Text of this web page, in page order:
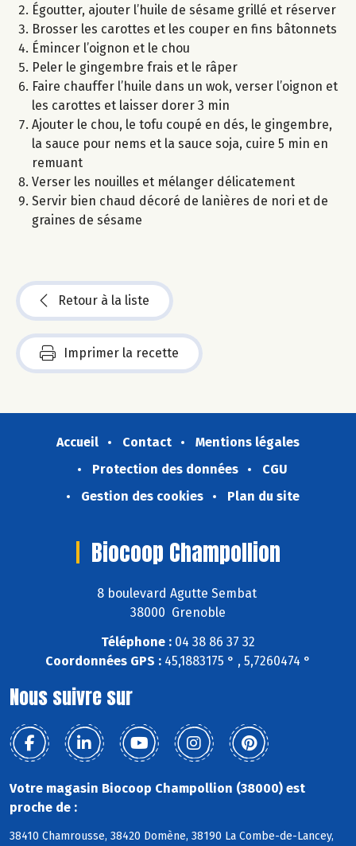
Égoutter, ajouter l’huile de sésame grillé et réserver
Brosser les carottes et les couper en fins bâtonnets
Émincer l’oignon et le chou
Peler le gingembre frais et le râper
Faire chauffer l’huile dans un wok, verser l’oignon et
les carottes et laisser dorer 3 min
Ajouter le chou, le tofu coupé en dés, le gingembre,
la sauce pour nems et la sauce soja, cuire 5 min en
remuant
Verser les nouilles et mélanger délicatement
Servir bien chaud décoré de lanières de nori et de
graines de sésame
Retour à la liste
Imprimer la recette
Accueil Contact
Mentions légales
Protection des données
CGU
Gestion des cookies
Plan du site
Biocoop Champollion
8 boulevard Agutte Sembat
38000 Grenoble
Téléphone : 04 38 86 37 32
Coordonnées GPS : 45,1883175 ° , 5,7260474 °
Nous suivre sur
Votre magasin Biocoop Champollion (38000) est
proche de :
38410 Chamrousse, 38420 Domène, 38190 La Combe-de-Lancey,